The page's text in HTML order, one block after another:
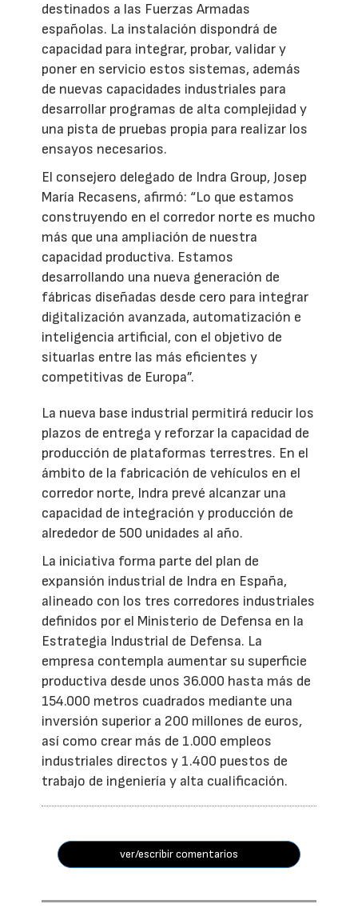
destinados a las Fuerzas Armadas
españolas. La instalación dispondrá de
capacidad para integrar, probar, validar y
poner en servicio estos sistemas, además
de nuevas capacidades industriales para
desarrollar programas de alta complejidad y
una pista de pruebas propia para realizar los
ensayos necesarios.
El consejero delegado de Indra Group, Josep
María Recasens, afirmó: “Lo que estamos
construyendo en el corredor norte es mucho
más que una ampliación de nuestra
capacidad productiva. Estamos
desarrollando una nueva generación de
fábricas diseñadas desde cero para integrar
digitalización avanzada, automatización e
inteligencia artificial, con el objetivo de
situarlas entre las más eficientes y
competitivas de Europa”.
La nueva base industrial permitirá reducir los
plazos de entrega y reforzar la capacidad de
producción de plataformas terrestres. En el
ámbito de la fabricación de vehículos en el
corredor norte, Indra prevé alcanzar una
capacidad de integración y producción de
alrededor de 500 unidades al año.
La iniciativa forma parte del plan de
expansión industrial de Indra en España,
alineado con los tres corredores industriales
definidos por el Ministerio de Defensa en la
Estrategia Industrial de Defensa. La
empresa contempla aumentar su superficie
productiva desde unos 36.000 hasta más de
154.000 metros cuadrados mediante una
inversión superior a 200 millones de euros,
así como crear más de 1.000 empleos
industriales directos y 1.400 puestos de
trabajo de ingeniería y alta cualificación.
ver/escribir comentarios